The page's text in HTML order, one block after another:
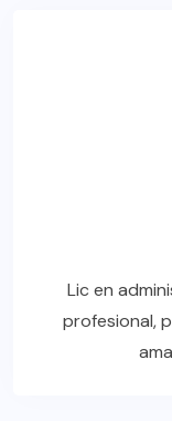
Lic en
profesional,